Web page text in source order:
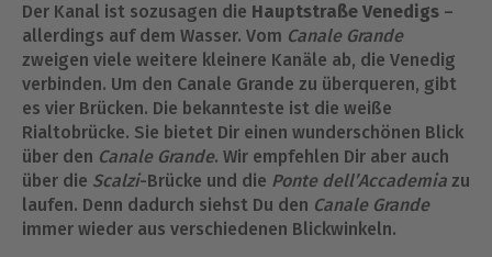
Der Kanal ist sozusagen die Hauptstraße Venedigs –
allerdings auf dem Wasser. Vom Canale Grande
zweigen viele weitere kleinere Kanäle ab, die Venedig
verbinden. Um den Canale Grande zu überqueren, gibt
es vier Brücken. Die bekannteste ist die weiße
Rialtobrücke. Sie bietet Dir einen wunderschönen Blick
über den Canale Grande. Wir empfehlen Dir aber auch
über die Scalzi-Brücke und die Ponte dell’Accademia zu
laufen. Denn dadurch siehst Du den Canale Grande
immer wieder aus verschiedenen Blickwinkeln.